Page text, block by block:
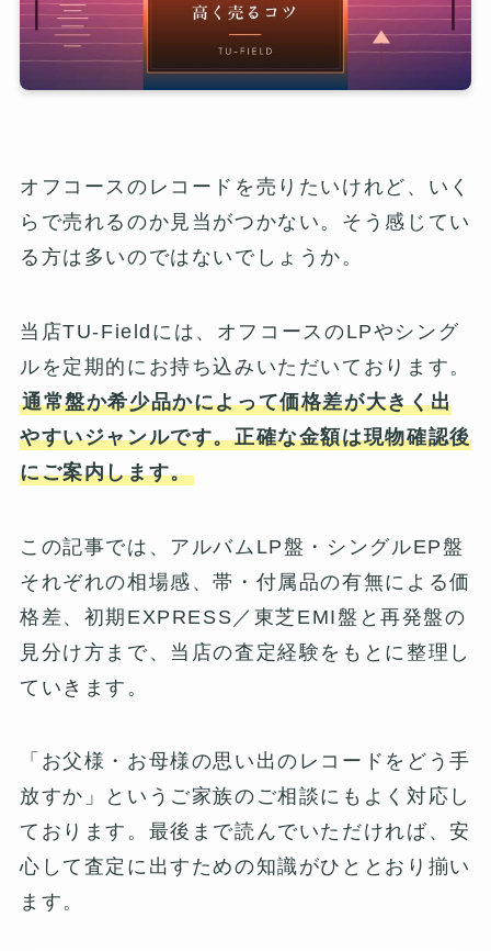
オフコースのレコードを売りたいけれど、いく
らで売れるのか見当がつかない。そう感じてい
る方は多いのではないでしょうか。
当店TU-Fieldには、オフコースのLPやシング
ルを定期的にお持ち込みいただいております。
通常盤か希少品かによって価格差が大きく出
やすいジャンルです。正確な金額は現物確認後
にご案内します。
この記事では、アルバムLP盤・シングルEP盤
それぞれの相場感、帯・付属品の有無による価
格差、初期EXPRESS／東芝EMI盤と再発盤の
見分け方まで、当店の査定経験をもとに整理し
ていきます。
「お父様・お母様の思い出のレコードをどう手
放すか」というご家族のご相談にもよく対応し
ております。最後まで読んでいただければ、安
心して査定に出すための知識がひととおり揃い
ます。